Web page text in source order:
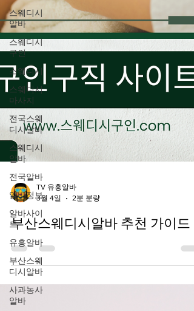
스웨디시
알바
스웨디시
구인
스웨디시
스웨디시
마사지
전국스웨
디시알바
스웨디시
알바
전국알바
알바정보
알바사이
트
유흥알바
부산스웨
디시알바
사과농사
알바
3월 4일
2분 분량
부산스웨디시알바 추천 가이드